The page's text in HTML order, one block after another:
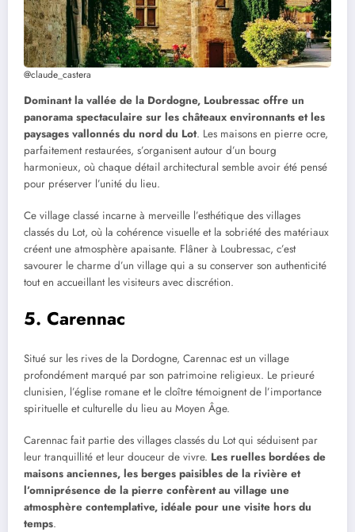
@claude_castera
Dominant la vallée de la Dordogne, Loubressac offre un
panorama spectaculaire sur les châteaux environnants et les
paysages vallonnés du nord du Lot. Les maisons en pierre ocre,
parfaitement restaurées, s’organisent autour d’un bourg
harmonieux, où chaque détail architectural semble avoir été pensé
pour préserver l’unité du lieu.
Ce village classé incarne à merveille l’esthétique des villages
classés du Lot, où la cohérence visuelle et la sobriété des matériaux
créent une atmosphère apaisante. Flâner à Loubressac, c’est
savourer le charme d’un village qui a su conserver son authenticité
tout en accueillant les visiteurs avec discrétion.
5. Carennac
Situé sur les rives de la Dordogne, Carennac est un village
profondément marqué par son patrimoine religieux. Le prieuré
clunisien, l’église romane et le cloître témoignent de l’importance
spirituelle et culturelle du lieu au Moyen Âge.
Carennac fait partie des villages classés du Lot qui séduisent par
leur tranquillité et leur douceur de vivre. Les ruelles bordées de
maisons anciennes, les berges paisibles de la rivière et
l’omniprésence de la pierre confèrent au village une
atmosphère contemplative, idéale pour une visite hors du
temps.